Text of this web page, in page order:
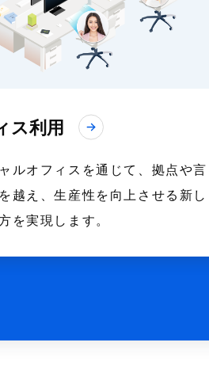
ス利用
ルオフィスを通じて、拠点や言
越え、生産性を向上させる新し
を実現します。